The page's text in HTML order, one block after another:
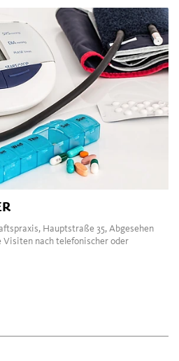
Hauptstraße 35, Abgesehen
nach telefonischer oder